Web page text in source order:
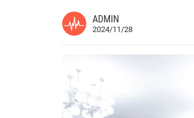
ADMIN
2024/11/28